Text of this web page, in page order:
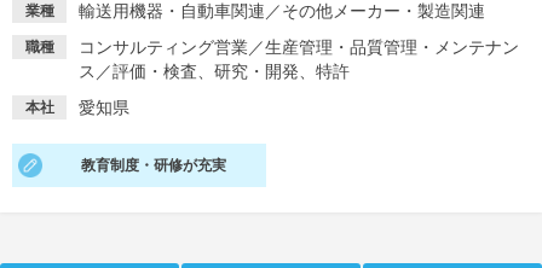
イベントを探す スカウト お知らせ
業種 輸送用機器・自動車関連 ／その他メーカー・製造関連
職種 コンサルティング営業／生産管理・品質管理・メンテナン
ス ／評価・検査、研究・開発、特許
本社 愛知県
教育制度・研修が充実